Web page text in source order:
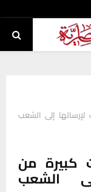
إلى الشعب
كبيرة من
الشعب